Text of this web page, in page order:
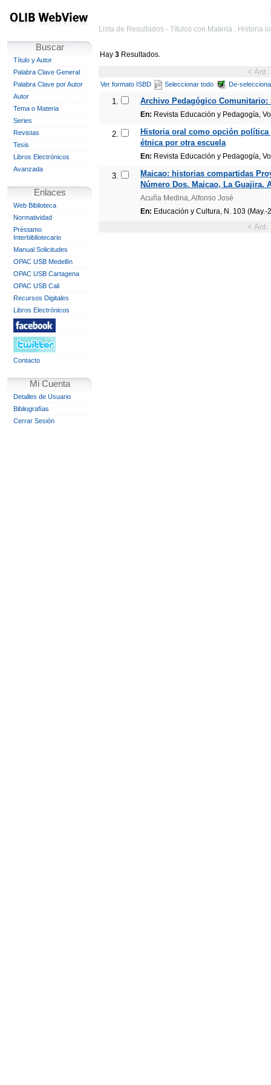
Buscar
Título y Autor
Palabra Clave General
Palabra Clave por Autor
Autor
Tema o Materia
Series
Revistas
Tesis
Libros Electrónicos
Avanzada
Enlaces
Web Biblioteca
Normatividad
Préstamo
Interbibliotecario
Manual Solicitudes
OPAC USB Medellín
OPAC USB Cartagena
OPAC USB Cali
Recursos Digitales
Libros Electrónicos
Contacto
Mi Cuenta
Detalles de Usuario
Bibliografías
Cerrar Sesión
Lista de Resultados - Títulos con Materia : Historia
Hay 3 Resultados.
< Ant.
Ver formato ISBD Seleccionar todo De-
1. Archivo Pedagógico
En: Revista Educación y Pedagogía,
2.
Historia oral como opción
étnica por otra escuela
En: Revista Educación y Pedagogía,
3.
Maicao: historias compartidas
Número Dos. Maicao, La Guajira.
Acuña Medina, Alfonso José
En: Educación y Cultura, N. 103 (May.-
< Ant.